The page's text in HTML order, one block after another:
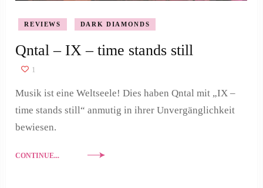
REVIEWS DARK DIAMONDS
Qntal – IX – time stands still
1
Musik ist eine Weltseele! Dies haben Qntal mit „IX –
time stands still“ anmutig in ihrer Unvergänglichkeit
bewiesen.
CONTINUE...